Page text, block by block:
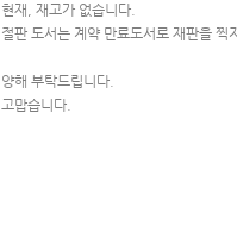
현재, 재고가 없습니다.
절판 도서는 계약 만료도서로 재판을 찍
양해 부탁드립니다.
고맙습니다.